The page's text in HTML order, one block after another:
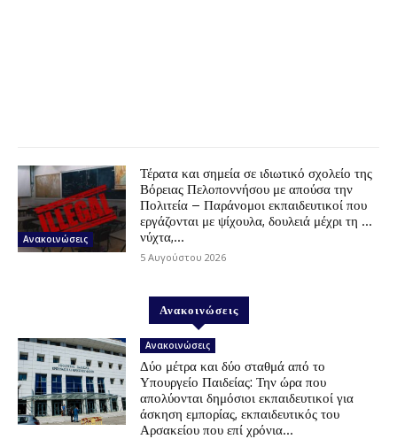
Ανακοινώσεις
Τέρατα και σημεία σε ιδιωτικό σχολείο της
Βόρειας Πελοποννήσου με απούσα την
Πολιτεία – Παράνομοι εκπαιδευτικοί που
εργάζονται με ψίχουλα, δουλειά μέχρι τη …
νύχτα,...
5 Αυγούστου 2026
Ανακοινώσεις
Ανακοινώσεις
Δύο μέτρα και δύο σταθμά από το
Υπουργείο Παιδείας: Την ώρα που
απολύονται δημόσιοι εκπαιδευτικοί για
άσκηση εμπορίας, εκπαιδευτικός του
Αρσακείου που επί χρόνια...